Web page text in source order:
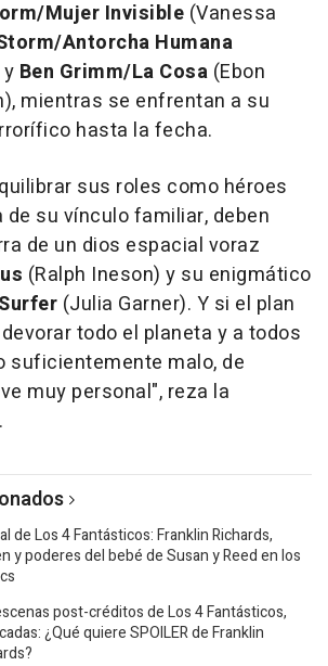
Mujer Invisible (Vanessa
Antorcha Humana
Ben Grimm/La Cosa (Ebon
mientras se enfrentan a su
hasta la fecha.
sus roles como héroes
su vínculo familiar, deben
de un dios espacial voraz
(Ralph Ineson) y su enigmático
(Julia Garner). Y si el plan
todo el planeta y a todos
suficientemente malo, de
muy personal", reza la
de Los 4 Fantásticos: Franklin Richards,
y poderes del bebé de Susan y Reed en los
post-créditos de Los 4 Fantásticos,
¿Qué quiere SPOILER de Franklin